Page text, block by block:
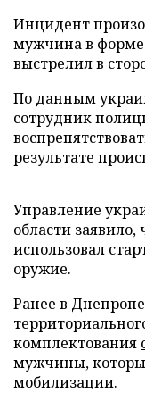
Инцидент
мужчина в форме
выстрелил в
По данным
сотрудник
результате
Управление
области
использовал
оружие.
Ранее в
комплектования
мужчины,
мобилизации.